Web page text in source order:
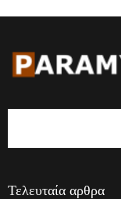
Τελευταία αρθρα